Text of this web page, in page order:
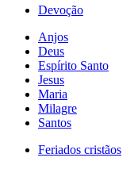
Devoção
Anjos
Deus
Espírito Santo
Jesus
Maria
Milagre
Santos
Feriados cristãos